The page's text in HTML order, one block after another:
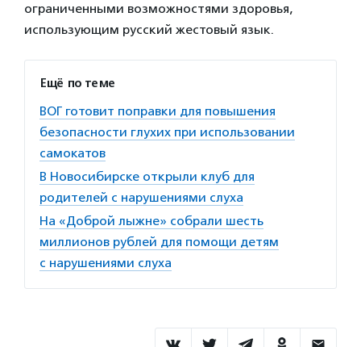
ограниченными возможностями здоровья,
использующим русский жестовый язык.
Ещё по теме
ВОГ готовит поправки для повышения
безопасности глухих при использовании
самокатов
В Новосибирске открыли клуб для
родителей с нарушениями слуха
На «Доброй лыжне» собрали шесть
миллионов рублей для помощи детям
с нарушениями слуха